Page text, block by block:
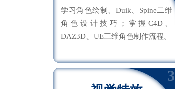
学习角色绘制、Duik、Spine二维
角色设计技巧；掌握C4D、
DAZ3D、UE三维角色制作流程。
3